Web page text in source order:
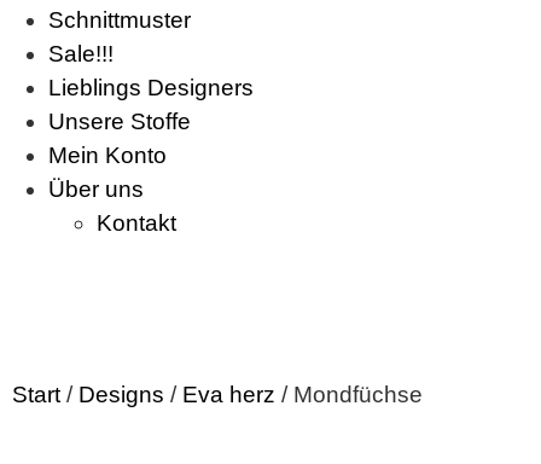
Schnittmuster
Sale!!!
Lieblings Designers
Unsere Stoffe
Mein Konto
Über uns
Kontakt
Start / Designs / Eva herz / Mondfüchse